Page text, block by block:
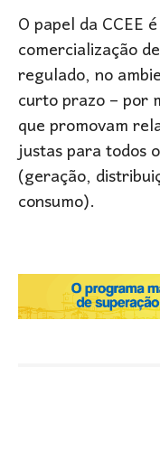
O papel da CCEE
comercialização
regulado, no
curto prazo – por
que promovam
justas para todos
(geração,
consumo).